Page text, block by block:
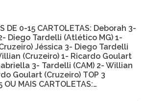
DE 0-15 CARTOLETAS: Deborah 3-
Diego Tardelli (Atlético MG) 1-
Jéssica 3- Diego Tardelli
(Cruzeiro) 1- Ricardo Goulart
3- Tardelli (CAM) 2- Willian
Goulart (Cruzeiro) TOP 3
OU MAIS CARTOLETAS:…